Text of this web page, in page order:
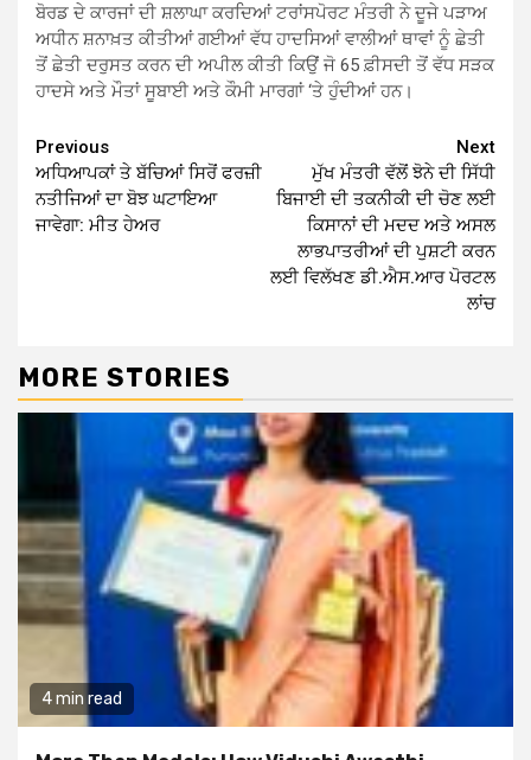
ਬੋਰਡ ਦੇ ਕਾਰਜਾਂ ਦੀ ਸ਼ਲਾਘਾ ਕਰਦਿਆਂ ਟਰਾਂਸਪੋਰਟ ਮੰਤਰੀ ਨੇ ਦੂਜੇ ਪੜਾਅ
ਅਧੀਨ ਸ਼ਨਾਖ਼ਤ ਕੀਤੀਆਂ ਗਈਆਂ ਵੱਧ ਹਾਦਸਿਆਂ ਵਾਲੀਆਂ ਥਾਵਾਂ ਨੂੰ ਛੇਤੀ
ਤੋਂ ਛੇਤੀ ਦਰੁਸਤ ਕਰਨ ਦੀ ਅਪੀਲ ਕੀਤੀ ਕਿਉਂ ਜੋ 65 ਫ਼ੀਸਦੀ ਤੋਂ ਵੱਧ ਸੜਕ
ਹਾਦਸੇ ਅਤੇ ਮੌਤਾਂ ਸੂਬਾਈ ਅਤੇ ਕੌਮੀ ਮਾਰਗਾਂ ‘ਤੇ ਹੁੰਦੀਆਂ ਹਨ।
Continue
Reading
Previous
ਅਧਿਆਪਕਾਂ ਤੇ ਬੱਚਿਆਂ ਸਿਰੋਂ ਫਰਜ਼ੀ
ਨਤੀਜਿਆਂ ਦਾ ਬੋਝ ਘਟਾਇਆ
ਜਾਵੇਗਾ: ਮੀਤ ਹੇਅਰ
Next
ਮੁੱਖ ਮੰਤਰੀ ਵੱਲੋਂ ਝੋਨੇ ਦੀ ਸਿੱਧੀ
ਬਿਜਾਈ ਦੀ ਤਕਨੀਕੀ ਦੀ ਚੋਣ ਲਈ
ਕਿਸਾਨਾਂ ਦੀ ਮਦਦ ਅਤੇ ਅਸਲ
ਲਾਭਪਾਤਰੀਆਂ ਦੀ ਪੁਸ਼ਟੀ ਕਰਨ
ਲਈ ਵਿਲੱਖਣ ਡੀ.ਐਸ.ਆਰ ਪੋਰਟਲ
ਲਾਂਚ
MORE STORIES
4 min read